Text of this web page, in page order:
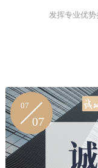
发挥专业优势
07
07